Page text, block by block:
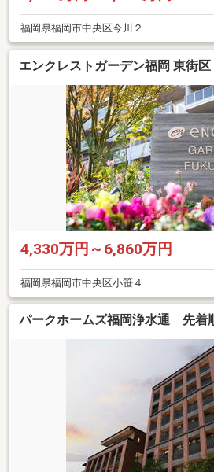
福岡県福岡市中央区今川２
エンクレストガーデン福岡 東街
4,330万円～6,860万円
福岡県福岡市中央区小笹４
パークホームズ福岡浄水通 先着